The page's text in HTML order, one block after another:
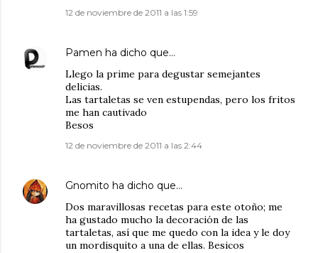
12 de noviembre de 2011 a las 1:59
Pamen ha dicho que…
Llego la prime para degustar semejantes
delicias.
Las tartaletas se ven estupendas, pero los fritos
me han cautivado
Besos
12 de noviembre de 2011 a las 2:44
Gnomito ha dicho que…
Dos maravillosas recetas para este otoño; me
ha gustado mucho la decoración de las
tartaletas, así que me quedo con la idea y le doy
un mordisquito a una de ellas. Besicos